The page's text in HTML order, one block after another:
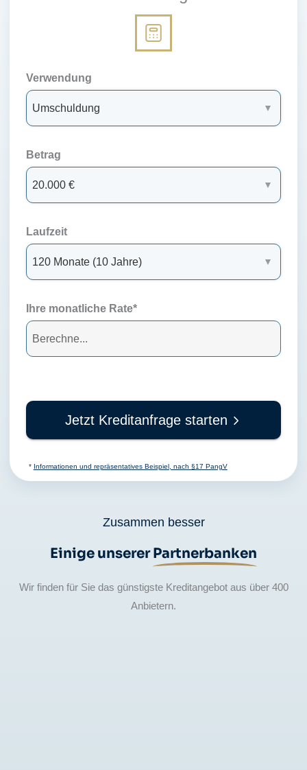
Verwendung
Betrag
Laufzeit
Ihre monatliche Rate*
Jetzt Kreditanfrage starten
* Informationen und repräsentatives Beispiel, nach §17 PangV
Zusammen besser
Einige unsererPartnerbanken
Wir finden für Sie das günstigste Kreditangebot aus über 400
Anbietern.